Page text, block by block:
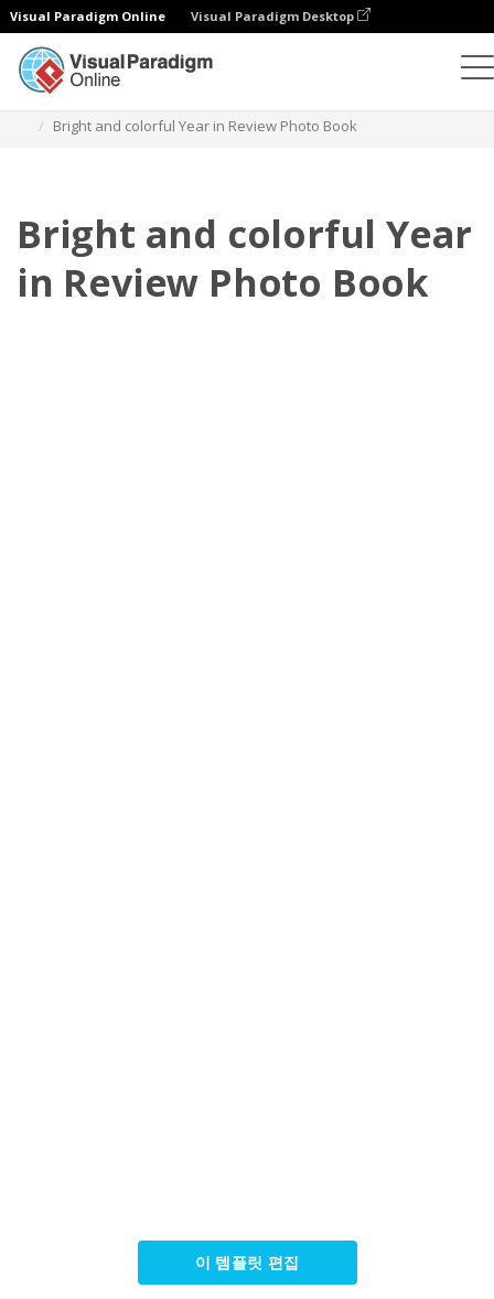
Visual Paradigm Online Visual Paradigm Desktop
Bright and colorful Year in Review Photo Book
Bright and colorful Year
in Review Photo Book
이 템플릿 편집